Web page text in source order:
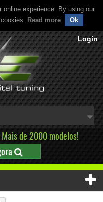
experience. By using our
Read more. Ok
Login
de 2000 modelos!